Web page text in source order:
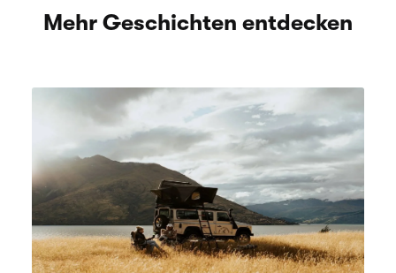
Mehr Geschichten entdecken